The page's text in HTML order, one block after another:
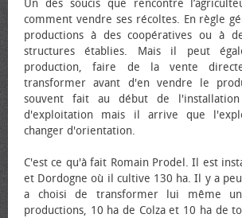
Un des soucis que rencontre
comment vendre ses récoltes. En règle
productions à des coopératives ou à
structures établies. Mais il peut
production, faire de la vente
transformer avant d'en vendre le
souvent fait au début de
d'exploitation mais il arrive que
changer d'orientation.
C'est ce qu'à fait Romain Prodel. Il est
et Dordogne où il cultive 130 ha. Il y a
a choisi de transformer lui même
productions, 10 ha de Colza et 10 ha de